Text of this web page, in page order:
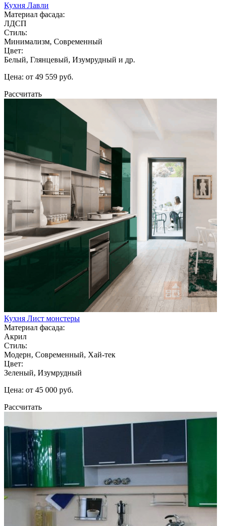
Кухня Лавли
Материал фасада:
ЛДСП
Стиль:
Минимализм, Современный
Цвет:
Белый, Глянцевый, Изумрудный и др.
Цена: от 49 559 руб.
Рассчитать
Кухня Лист монстеры
Материал фасада:
Акрил
Стиль:
Модерн, Современный, Хай-тек
Цвет:
Зеленый, Изумрудный
Цена: от 45 000 руб.
Рассчитать